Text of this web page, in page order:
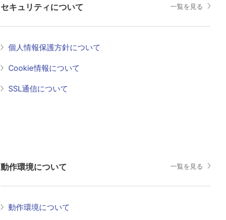
セキュリティについて 一覧を見る
個人情報保護方針について
Cookie情報について
SSL通信について
動作環境について 一覧を見る
動作環境について